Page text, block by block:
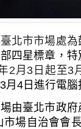
北市市場處為
四星標章，
2 月 3 日起至3
3月 4 日進行電
由臺北市政
市場自治會會